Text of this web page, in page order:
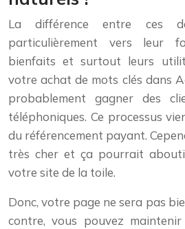
La différence entre ces
particulièrement vers leur
bienfaits et surtout leurs
votre achat de mots clés dans
probablement gagner des
téléphoniques. Ce processus
du référencement payant.
très cher et ça pourrait
votre site de la toile.
Donc, votre page ne sera pas
contre, vous pouvez